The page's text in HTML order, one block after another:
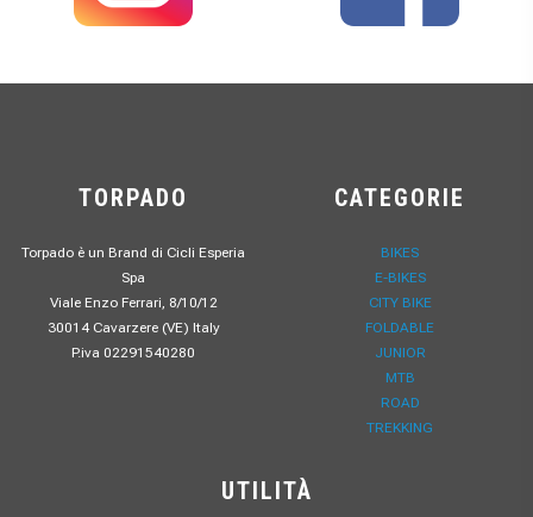
TORPADO
Torpado è un Brand di Cicli Esperia
Spa
Viale Enzo Ferrari, 8/10/12
30014 Cavarzere (VE) Italy
P.iva 02291540280
CATEGORIE
BIKES
E-BIKES
CITY BIKE
FOLDABLE
JUNIOR
MTB
ROAD
TREKKING
UTILITÀ